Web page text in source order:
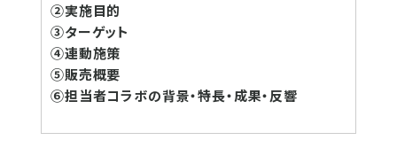
②実施目的
③ターゲット
④連動施策
⑤販売概要
⑥担当者コラボの背景・特長・成果・反響